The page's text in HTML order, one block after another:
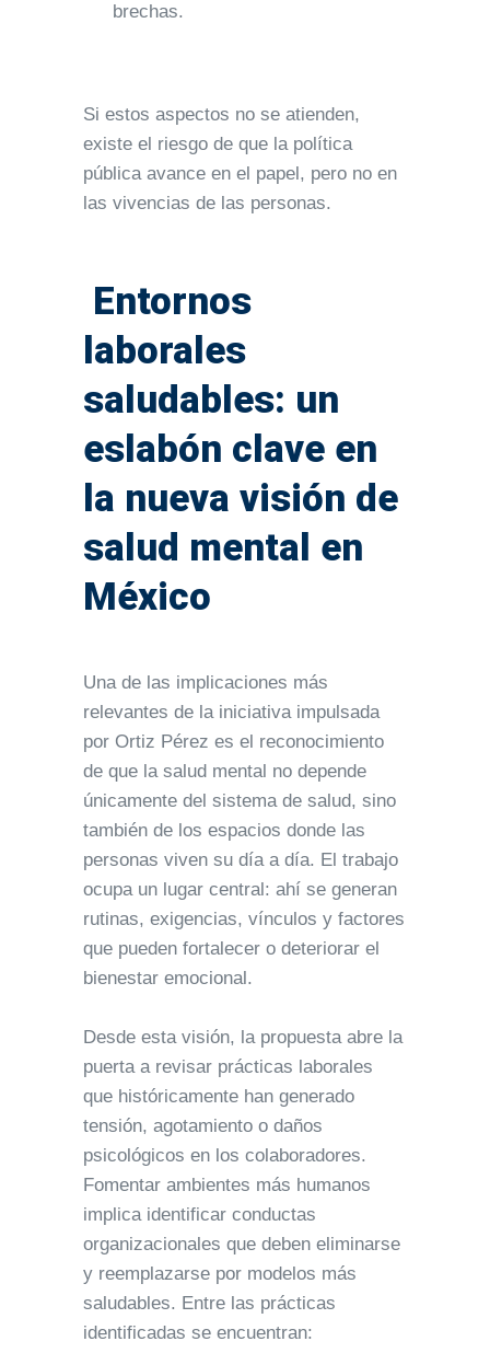
brechas.
Si estos aspectos no se atienden,
existe el riesgo de que la política
pública avance en el papel, pero no en
las vivencias de las personas.
Entornos
laborales
saludables: un
eslabón clave en
la nueva visión de
salud mental en
México
Una de las implicaciones más
relevantes de la iniciativa impulsada
por Ortiz Pérez es el reconocimiento
de que la salud mental no depende
únicamente del sistema de salud, sino
también de los espacios donde las
personas viven su día a día. El trabajo
ocupa un lugar central: ahí se generan
rutinas, exigencias, vínculos y factores
que pueden fortalecer o deteriorar el
bienestar emocional.
Desde esta visión, la propuesta abre la
puerta a revisar prácticas laborales
que históricamente han generado
tensión, agotamiento o daños
psicológicos en los colaboradores.
Fomentar ambientes más humanos
implica identificar conductas
organizacionales que deben eliminarse
y reemplazarse por modelos más
saludables. Entre las prácticas
identificadas se encuentran: